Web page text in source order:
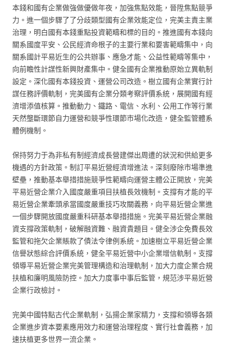
本錢和國有企業做強做優做年夜，加強焦點效能，晉陞焦點競爭
力。進一個步驟了了分歧類型國有企業效能定位，完美主責主業
治理，明白國有本錢重點投資範疇和標的目的。推進國有本錢向
關系國度平安、公民經濟命根子的主要行業和要害範疇集中，向
關系國計平易近生的公共辦事、應急才能、公益性範疇等集中，
向前瞻性計謀性新興財產集中。健全國有企業推動原始立異軌制
設定。深化國有本錢投資、運營公司改造。樹立國有企業實行計
謀任務評價軌制，完美國有企業分類考察評價系統，展開國有經
濟增添值核算。推動動力、鐵路、電信、水利、公用工作等行業
天然壟斷環節自力運營和競爭性環節市場化改造，健全監管體系
體例機制。
保持努力于為非私有制經濟成長營建傑出周遭的狀況和供給更多
機遇的方針政策。制訂平易近營經濟增進法。深刻廢除市場準進
壁壘，推動基本舉措措施競爭性範疇向運營主體公正開放，完美
平易近營企業介入國度嚴重項目扶植長效機制。支撐有才能的平
易近營企業牽頭承當國度嚴重技巧攻關義務，向平易近營企業進
一個步驟開放國度嚴重科研基本舉措措施。完美平易近營企業融
資支撐政策軌制，破解融資難、融資貴題目。健全涉企免費長效
監管和拖欠企業賬款了債法令律例系統。加速樹立平易近營企業
信譽狀態綜合評價系統，健全平易近營中小企業增信軌制。支撐
領導平易近營企業完美管理構造和治理軌制，加大力度企業合規
扶植和廉明風險防控。加大力度事中事后監管，規范涉平易近營
企業行政檢討。
完美中國特點古代企業軌制，弘揚企業家精力，支撐和領導各類
企業進步資本要素應用效力和運營治理程度、實行社會義務，加
速扶植更多世界一流企業。